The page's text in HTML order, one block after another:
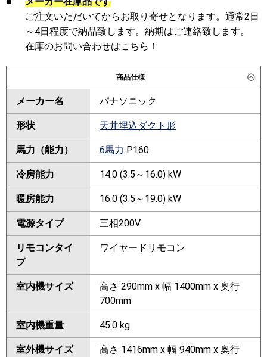
ご注文いただいてからお取り寄せとなります。通常2日
～4日程度で納品致します。納期はご連絡致します。
在庫のお問い合わせはこちら！
商品仕様
メーカー名 パナソニック
形状 天井埋込ダクト形
馬力（能力） 6馬力 P160
冷房能力 14.0 (3.5～16.0) kW
暖房能力 16.0 (3.5～19.0) kW
電源タイプ 三相200V
リモコンタイ
プ
ワイヤードリモコン
室内機サイズ
高さ 290mm x 幅 1400mm x 奥行
700mm
室内機重量 45.0 kg
室外機サイズ
高さ 1416mm x 幅 940mm x 奥行